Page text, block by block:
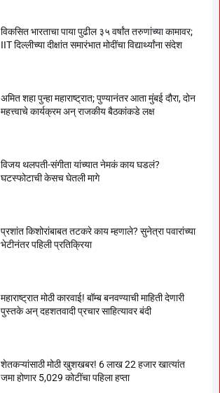
विकसित भारताचा पाया पुढील ३५ वर्षांत तरुणांच्या कामावर;
IIT दिल्लीच्या दीक्षांत समारंभात मोदींचा विद्यार्थ्यांना संदेश
अमित शहा पुन्हा महाराष्ट्रात; पुण्यानंतर आता मुंबई दौरा, दोन
महत्त्वाचे कार्यक्रम अन् राजकीय बैठकांकडे लक्ष
विजय थलपती-संगीता यांच्यात नेमकं काय घडलं?
घटस्फोटाची केसच घेतली मागे
प्रशांत किशोरांबाबत तटकरे काय म्हणाले? सुनेत्रा पवारांच्या
भेटीनंतर पहिली प्रतिक्रिया
महाराष्ट्रात मोठी कारवाई! बॉम्ब बनवण्याची माहिती देणारी
पुस्तके अन् दहशतवादी प्रचार साहित्यावर बंदी
शेतकऱ्यांसाठी मोठी खुशखबर! 6 लाख 22 हजार खात्यांत
जमा होणार 5,029 कोटींचा पहिला हप्ता